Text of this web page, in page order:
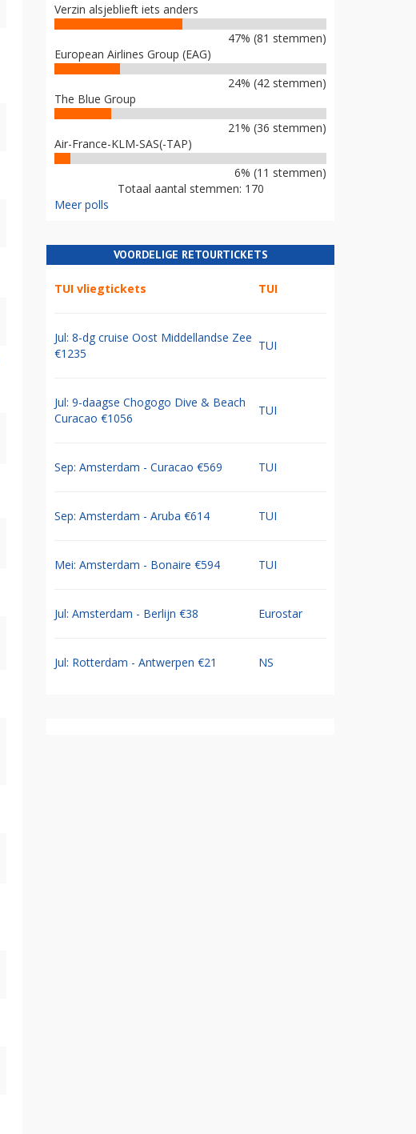
Verzin alsjeblieft iets anders
47% (81 stemmen)
European Airlines Group (EAG)
24% (42 stemmen)
The Blue Group
21% (36 stemmen)
Air-France-KLM-SAS(-TAP)
6% (11 stemmen)
Totaal aantal stemmen: 170
Meer polls
VOORDELIGE RETOURTICKETS
TUI vliegtickets TUI
Jul: 8-dg cruise Oost Middellandse Zee
€1235
TUI
Jul: 9-daagse Chogogo Dive & Beach
Curacao €1056
TUI
Sep: Amsterdam - Curacao €569 TUI
Sep: Amsterdam - Aruba €614 TUI
Mei: Amsterdam - Bonaire €594 TUI
Jul: Amsterdam - Berlijn €38 Eurostar
Jul: Rotterdam - Antwerpen €21 NS